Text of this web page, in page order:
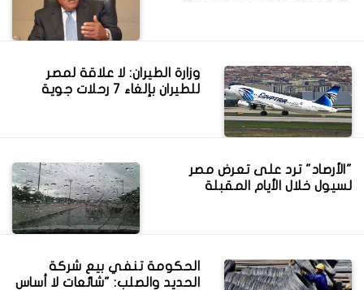
وزارة الطيران: لا علاقة لمصر
للطيران بإلغاء 7 رحلات جوية
"الأرصاد" ترد على تعرض مصر
لسيول خلال الأيام المقبلة
الحكومة تنفي بيع شركة
الحديد والصلب: "شائعات لا أساس